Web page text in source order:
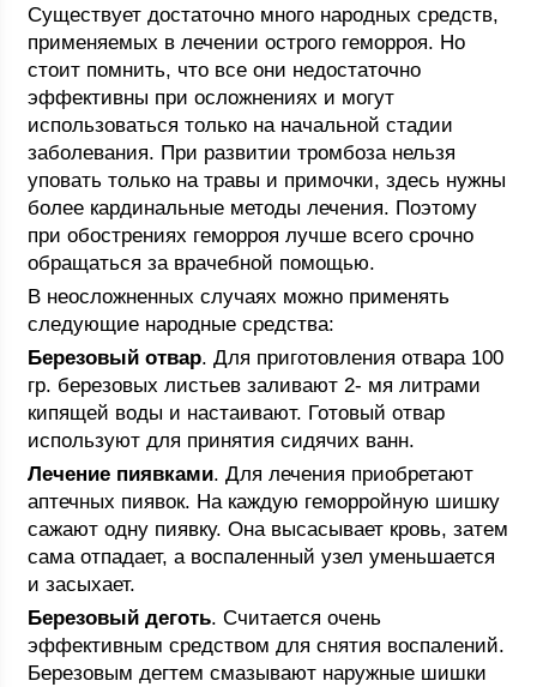
Существует достаточно много народных средств,
применяемых в лечении острого геморроя. Но
стоит помнить, что все они недостаточно
эффективны при осложнениях и могут
использоваться только на начальной стадии
заболевания. При развитии тромбоза нельзя
уповать только на травы и примочки, здесь нужны
более кардинальные методы лечения. Поэтому
при обострениях геморроя лучше всего срочно
обращаться за врачебной помощью.
В неосложненных случаях можно применять
следующие народные средства:
Березовый отвар. Для приготовления отвара 100
гр. березовых листьев заливают 2- мя литрами
кипящей воды и настаивают. Готовый отвар
используют для принятия сидячих ванн.
Лечение пиявками. Для лечения приобретают
аптечных пиявок. На каждую геморройную шишку
сажают одну пиявку. Она высасывает кровь, затем
сама отпадает, а воспаленный узел уменьшается
и засыхает.
Березовый деготь. Считается очень
эффективным средством для снятия воспалений.
Березовым дегтем смазывают наружные шишки